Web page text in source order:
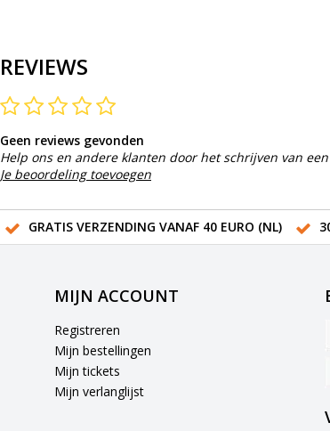
REVIEWS
Geen reviews gevonden
Help ons en andere klanten door het schrijven van
Je beoordeling toevoegen
GRATIS VERZENDING VANAF 40 EURO (NL)
MIJN ACCOUNT
Registreren
Mijn bestellingen
Mijn tickets
Mijn verlanglijst